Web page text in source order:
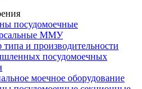
посудомоечные
ММУ
и производительности
посудомоечных
моечное оборудование